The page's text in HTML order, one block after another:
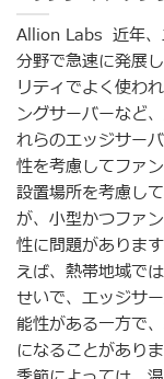
Allion Labs 近年、
分野で急速に発展
リティでよく使わ
ングサーバーなど
れらのエッジサー
性を考慮してファ
設置場所を考慮し
が、小型かつファ
性に問題がありま
えば、熱帯地域で
せいで、エッジサ
能性がある一方で
になることがあり